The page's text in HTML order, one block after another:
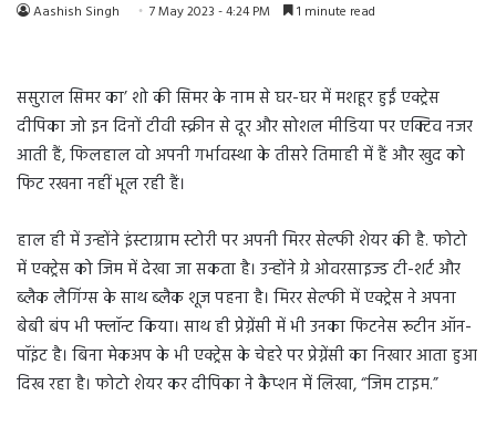
Aashish Singh 7 May 2023 - 4:24 PM 1 minute read
ससुराल सिमर का’ शो की सिमर के नाम से घर-घर में मशहूर हुईं एक्ट्रेस
दीपिका जो इन दिनों टीवी स्क्रीन से दूर और सोशल मीडिया पर एक्टिव नजर
आती हैं, फिलहाल वो अपनी गर्भावस्था के तीसरे तिमाही में हैं और खुद को
फिट रखना नहीं भूल रही हैं।
हाल ही में उन्होंने इंस्टाग्राम स्टोरी पर अपनी मिरर सेल्फी शेयर की है. फोटो
में एक्ट्रेस को जिम में देखा जा सकता है। उन्होंने ग्रे ओवरसाइज्ड टी-शर्ट और
ब्लैक लैगिंग्स के साथ ब्लैक शूज पहना है। मिरर सेल्फी में एक्ट्रेस ने अपना
बेबी बंप भी फ्लॉन्ट किया। साथ ही प्रेग्नेंसी में भी उनका फिटनेस रूटीन ऑन-
पॉइंट है। बिना मेकअप के भी एक्ट्रेस के चेहरे पर प्रेग्नेंसी का निखार आता हुआ
दिख रहा है। फोटो शेयर कर दीपिका ने कैप्शन में लिखा, “जिम टाइम.”